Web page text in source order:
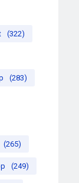
(322)
(283)
(265)
(249)